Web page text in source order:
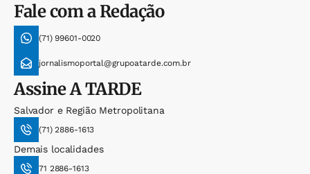
Fale com a Redação
(71) 99601-0020
jornalismoportal@grupoatarde.com.br
AssineA TARDE
Salvador e Região Metropolitana
(71) 2886-1613
Demais localidades
71 2886-1613